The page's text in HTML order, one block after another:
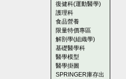
復健科(運動醫學)
護理科
食品營養
限量特價專區
解剖學(組織學)
基礎醫學科
醫學模型
醫學掛圖
SPRINGER庫存出